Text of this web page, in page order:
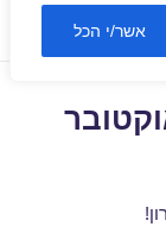
אשר/י הכל